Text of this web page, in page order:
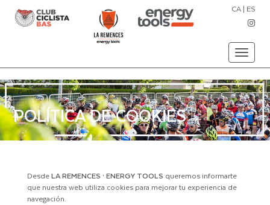
Toggle
CA | ES
POLÍTICA DE COOKIES
DesdeLA REMENCES · ENERGY TOOLS queremos informarte
que nuestra web utiliza cookies para mejorar tu experiencia de
navegación.